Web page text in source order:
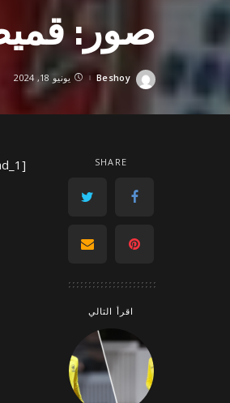
صور: قميص
Posted
Beshoy يونيو 18, 2024
SHARE
اقرأ التالي
[ad_1]